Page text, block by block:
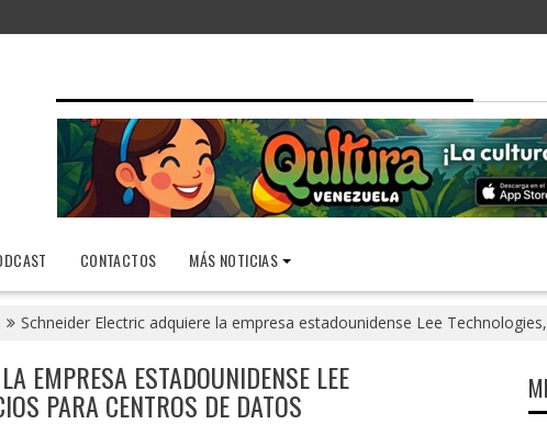
CONTACTOS MÁS NOTICIAS
Schneider Electric adquiere la empresa estadounidense Lee
EMPRESA ESTADOUNIDENSE LEE
PARA CENTROS DE DATOS